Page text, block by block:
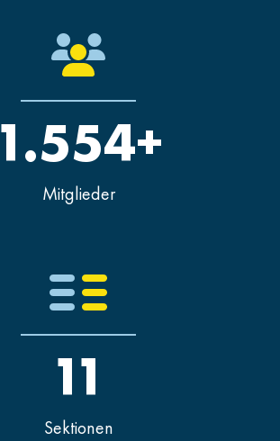
Mitglieder
1.554+
Sektionen
11